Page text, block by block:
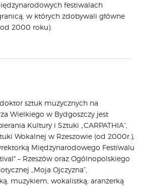
festiwalach
w których zdobywali główne
2000 roku).
sztuk muzycznych na
Wielkiego w Bydgoszczy jest
Kultury i Sztuki „CARPATHIA”,
Wokalnej w Rzeszowie (od 2000r.),
Międzynarodowego Festiwalu
– Rzeszów oraz Ogólnopolskiego
„Moja Ojczyzna”,
muzykiem, wokalistką, aranżerką